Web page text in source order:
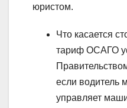
юристом.
Что касается
тариф ОСАГО
если водитель
управляет